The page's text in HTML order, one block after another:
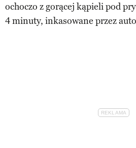
ochoczo z gorącej kąpieli pod
4 minuty, inkasowane przez